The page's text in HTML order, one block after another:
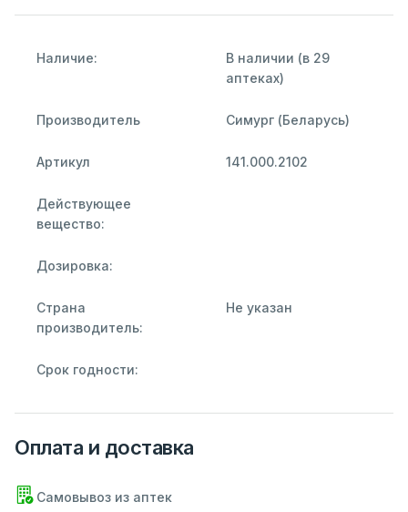
Наличие:
В наличии (в 29
аптеках)
Производитель Симург (Беларусь)
Артикул 141.000.2102
Действующее
вещество:
Дозировка:
Страна
производитель:
Не указан
Срок годности:
Оплата и доставка
Самовывоз из аптек